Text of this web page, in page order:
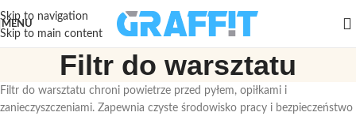
Skip to navigation
Skip to main content
MENU
Filtr do warsztatu
Filtr do warsztatu chroni powietrze przed pyłem, opiłkami i
zanieczyszczeniami. Zapewnia czyste środowisko pracy i bezpieczeństwo